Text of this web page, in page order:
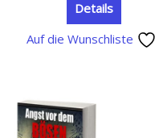
Details
Auf die Wunschliste